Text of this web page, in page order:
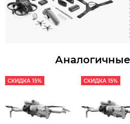
СКИДКА 15% СКИДКА 15%